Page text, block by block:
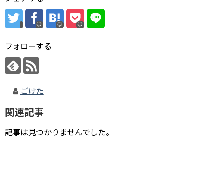
フォローする
ごけた
関連記事
記事は見つかりませんでした。